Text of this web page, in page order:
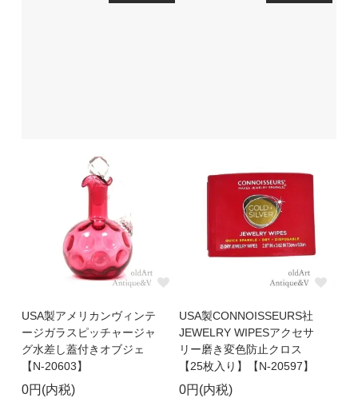
USA製アメリカンヴィンテ
ージガラスピッチャージャ
グ水差し蓋付きオブジェ
【N-20603】
0円(内税)
USA製CONNOISSEURS社
JEWELRY WIPESアクセサ
リー磨き変色防止クロス
【25枚入り】【N-20597】
0円(内税)